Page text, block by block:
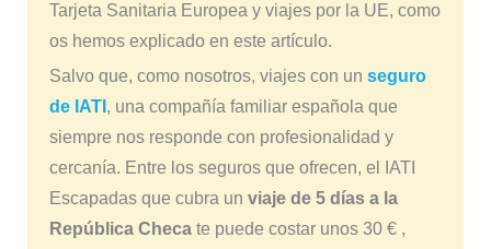
Tarjeta Sanitaria Europea y viajes por la UE, como
os hemos explicado en este artículo.
Salvo que, como nosotros, viajes con un seguro
de IATI , una compañía familiar española que
siempre nos responde con profesionalidad y
cercanía. Entre los seguros que ofrecen, el IATI
Escapadas que cubra un viaje de 5 días a la
República Checa te puede costar unos 30 € ,